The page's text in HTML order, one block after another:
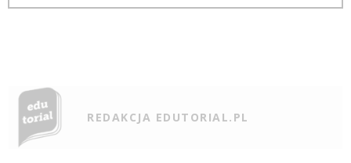
REDAKCJA EDUTORIAL.PL